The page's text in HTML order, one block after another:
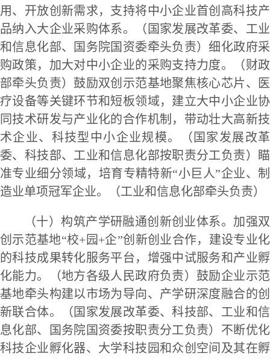
用、开放创新需求，支持将中小企业首创高科技产
品纳入大企业采购体系。（国家发展改革委、工业
和信息化部、国务院国资委牵头负责）细化政府采
购政策，加大对中小企业的采购支持力度。（财政
部牵头负责）鼓励双创示范基地聚焦核心芯片、医
疗设备等关键环节和短板领域，建立大中小企业协
同技术研发与产业化的合作机制，带动壮大高新技
术企业、科技型中小企业规模。（国家发展改革
委、科技部、工业和信息化部按职责分工负责）瞄
准专业细分领域，培育专精特新“小巨人”企业、制
造业单项冠军企业。（工业和信息化部牵头负责）
（十）构筑产学研融通创新创业体系。加强双
创示范基地“校+园+企”创新创业合作，建设专业化
的科技成果转化服务平台，增强中试服务和产业孵
化能力。（地方各级人民政府负责）鼓励企业示范
基地牵头构建以市场为导向、产学研深度融合的创
新联合体。（国家发展改革委、科技部、工业和信
息化部、国务院国资委按职责分工负责）不断优化
科技企业孵化器、大学科技园和众创空间及其在孵